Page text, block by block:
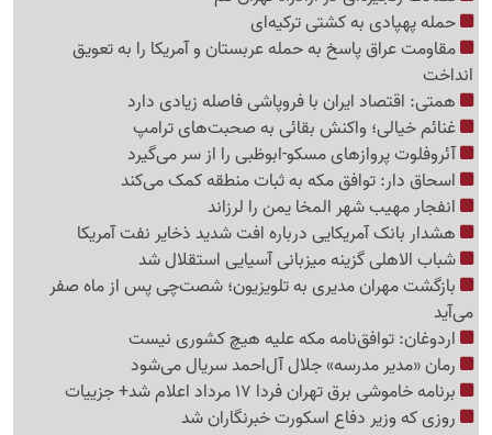
حمله پهپادی به کشتی ترکیه‌ای
مقاومت عراق پاسخ به حمله عربستان و آمریکا را به تعویق
انداخت
همتی: اقتصاد ایران با فروپاشی فاصله زیادی دارد
غنائم خیالی؛ واکنش بقائی به صحبت‌های ترامپ
آئروفلوت پروازهای مسکو-ابوظبی را از سر می‌گیرد
اسحاق دار: توافق مکه به ثبات منطقه کمک می‌کند
انفجار مهیب شهر المخا یمن را لرزاند
هشدار بانک آمریکایی درباره افت شدید ذخایر نفت آمریکا
شباب الاهلی گزینه میزبانی آسیایی استقلال شد
بازگشت مهران مدیری به تلویزیون؛ شصت‌چی پس از ماه صفر
می‌آید
اردوغان: توافق‌نامه مکه علیه هیچ کشوری نیست
رمان «مدیر مدرسه» جلال آل‌احمد سریال می‌شود
برنامه خاموشی برق تهران فردا 17 مرداد اعلام شد+ جزییات
روزی که وزیر دفاع اسکورت خبرنگاران شد